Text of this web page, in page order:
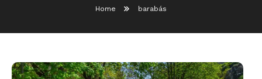
Home barabás